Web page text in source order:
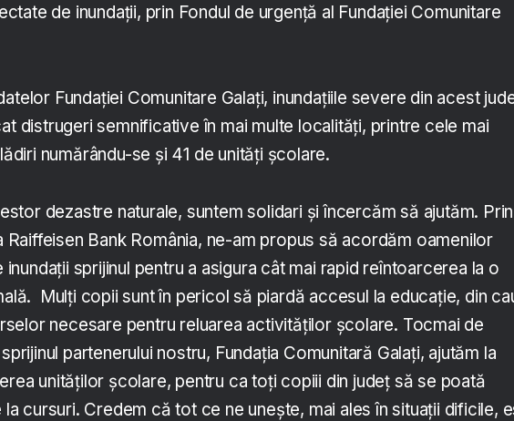
de inundații, prin Fondul de urgență al Fundației Comunitare
Fundației Comunitare Galați, inundațiile severe din acest
distrugeri semnificative în mai multe localități, printre cele mai
numărându-se și 41 de unități școlare.
dezastre naturale, suntem solidari și încercăm să ajutăm. Prin
Raiffeisen Bank România, ne-am propus să acordăm oamenilor
inundații sprijinul pentru a asigura cât mai rapid reîntoarcerea la o
Mulți copii sunt în pericol să piardă accesul la educație, din
necesare pentru reluarea activităților școlare. Tocmai de
partenerului nostru, Fundația Comunitară Galați, ajutăm la
unităților școlare, pentru ca toți copiii din județ să se poată
cursuri. Credem că tot ce ne unește, mai ales în situații dificile,